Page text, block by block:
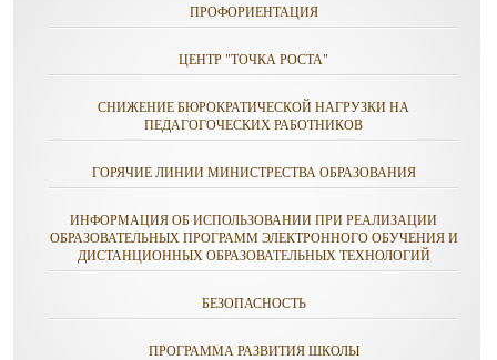
ПРОФОРИЕНТАЦИЯ
ЦЕНТР "ТОЧКА РОСТА"
СНИЖЕНИЕ БЮРОКРАТИЧЕСКОЙ НАГРУЗКИ НА
ПЕДАГОГОЧЕСКИХ РАБОТНИКОВ
ГОРЯЧИЕ ЛИНИИ МИНИСТРЕСТВА ОБРАЗОВАНИЯ
ИНФОРМАЦИЯ ОБ ИСПОЛЬЗОВАНИИ ПРИ РЕАЛИЗАЦИИ
ОБРАЗОВАТЕЛЬНЫХ ПРОГРАММ ЭЛЕКТРОННОГО ОБУЧЕНИЯ И
ДИСТАНЦИОННЫХ ОБРАЗОВАТЕЛЬНЫХ ТЕХНОЛОГИЙ
БЕЗОПАСНОСТЬ
ПРОГРАММА РАЗВИТИЯ ШКОЛЫ